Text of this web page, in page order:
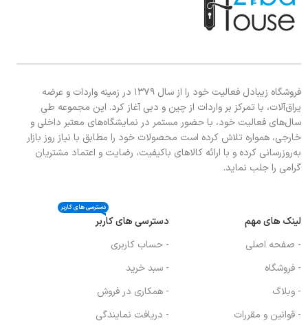
فروشگاه زیبادل فعالیت خود را از سال ۱۳۷۹ در زمینه واردات و عرضه
یراق‌آلات، با تمرکز بر واردات از چین و دبی آغاز کرد. این مجموعه طی
سال‌های فعالیت خود، با حضور مستمر در نمایشگاه‌های معتبر داخلی و
خارجی، همواره تلاش کرده است محصولات خود را مطابق با نیاز روز بازار
به‌روزرسانی کرده و با ارائه کالاهای باکیفیت، رضایت و اعتماد مشتریان
گرامی را جلب نماید.
لینک های مهم
- صفحه اصلی
- فروشگاه
- وبلاگ
- قوانین و مقررات
دسترسی های کاربر
دسترسی های کاربر
- حساب کاربری
- سبد خرید
- همکاری در فروش
- دریافت نمایندگی